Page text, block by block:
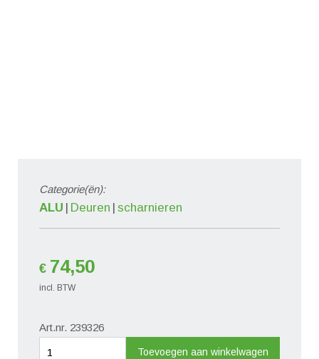
Categorie(ën):
ALU Deuren scharnieren
€ 74,50
incl. BTW
Art.nr. 239326
Toevoegen aan winkelwagen